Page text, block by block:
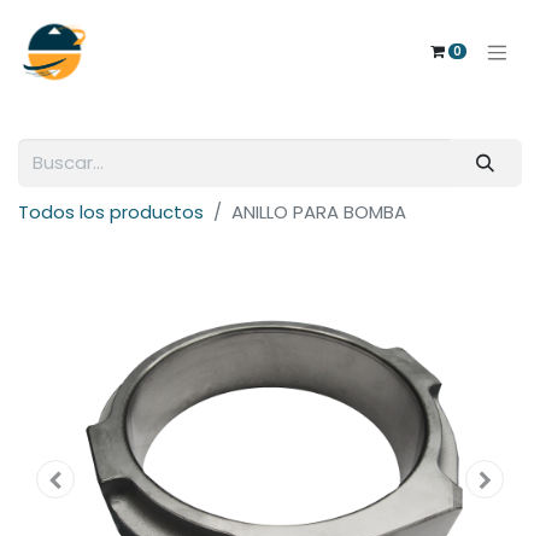
0
Todos los productos ANILLO PARA BOMBA